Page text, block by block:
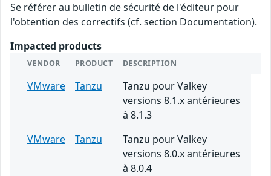
Se référer au bulletin de sécurité de l'éditeur pour
l'obtention des correctifs (cf. section Documentation).
Impacted products
VENDOR PRODUCT DESCRIPTION
VMware Tanzu
Tanzu pour Valkey
versions 8.1.x antérieures
à 8.1.3
VMware
Tanzu
Tanzu pour Valkey
versions 8.0.x antérieures
à 8.0.4